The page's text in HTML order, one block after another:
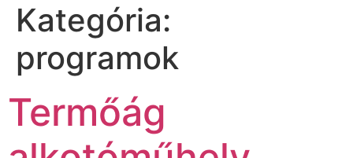
Kategória:
programok
Termőág